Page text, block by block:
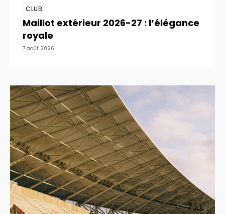
CLUB
Maillot extérieur 2026-27 : l’élégance
royale
7 août 2026